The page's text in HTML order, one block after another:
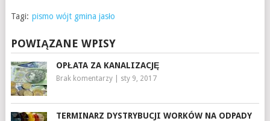
Tagi: pismo wójt gmina jasło
POWIĄZANE WPISY
OPŁATA ZA KANALIZACJĘ
Brak komentarzy| sty 9, 2017
TERMINARZ DYSTRYBUCJI WORKÓW NA ODPADY